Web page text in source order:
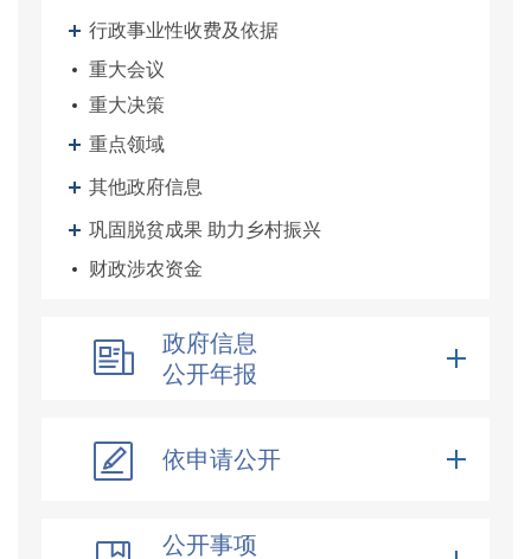
行政事业性收费及依据
重大会议
重大决策
重点领域
其他政府信息
巩固脱贫成果 助力乡村振兴
财政涉农资金
政府信息
公开年报
依申请公开
公开事项